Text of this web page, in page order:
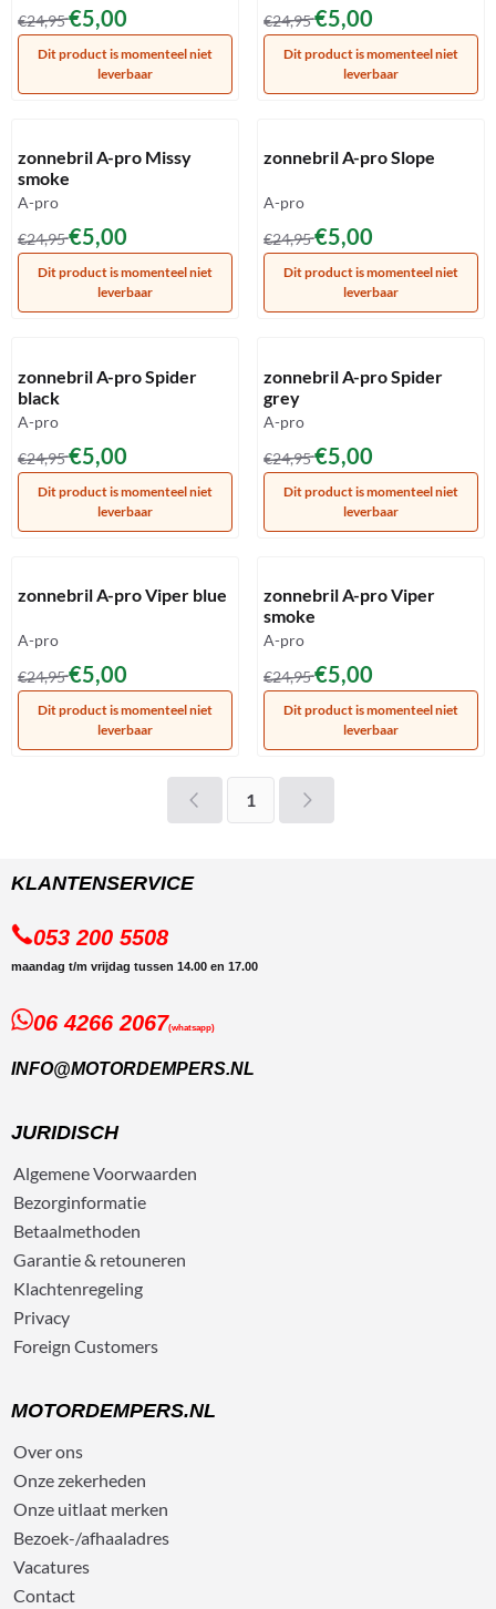
Van 24,95 voor 5,00
€24,95€5,00
Dit product is momenteel niet
leverbaar
Van 24,95 voor 5,00
€24,95€5,00
Dit product is momenteel niet
leverbaar
zonnebril A-pro Missy
smoke
Merk:
A-pro
Van 24,95 voor 5,00
€24,95€5,00
Dit product is momenteel niet
leverbaar
zonnebril A-pro Slope
Merk:
A-pro
Van 24,95 voor 5,00
€24,95€5,00
Dit product is momenteel niet
leverbaar
zonnebril A-pro Spider
black
Merk:
A-pro
Van 24,95 voor 5,00
€24,95€5,00
Dit product is momenteel niet
leverbaar
zonnebril A-pro Spider
grey
Merk:
A-pro
Van 24,95 voor 5,00
€24,95€5,00
Dit product is momenteel niet
leverbaar
zonnebril A-pro Viper blue
Merk:
A-pro
Van 24,95 voor 5,00
€24,95€5,00
Dit product is momenteel niet
leverbaar
zonnebril A-pro Viper
smoke
Merk:
A-pro
Van 24,95 voor 5,00
€24,95€5,00
Dit product is momenteel niet
leverbaar
1
KLANTENSERVICE
053 200 5508
maandag t/m vrijdag tussen 14.00 en 17.00
06 4266 2067(whatsapp)
INFO@MOTORDEMPERS.NL
JURIDISCH
AlgemeneVoorwaarden
Bezorginformatie
Betaalmethoden
Garantie & retouneren
Klachtenregeling
Privacy
Foreign Customers
MOTORDEMPERS.NL
Over ons
Onze zekerheden
Onze uitlaat merken
Bezoek-/afhaaladres
Vacatures
Contact